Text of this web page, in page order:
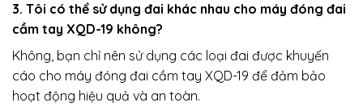
3. Tôi có thể sử dụng đai khác nhau cho máy đóng đai
cầm tay XQD-19 không?
Không, bạn chỉ nên sử dụng các loại đai được khuyến
cáo cho máy đóng đai cầm tay XQD-19 để đảm bảo
hoạt động hiệu quả và an toàn.